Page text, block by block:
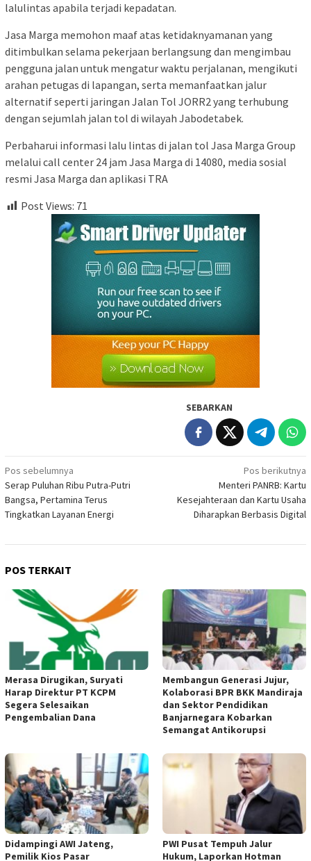
lalulintas apabila terjadi kepadatan.
Jasa Marga memohon maaf atas ketidaknyamanan yang
ditimbulkan selama pekerjaan berlangsung dan mengimbau
pengguna jalan untuk mengatur waktu perjalanan, mengikuti
arahan petugas di lapangan, serta memanfaatkan jalur
alternatif seperti jaringan Jalan Tol JORR2 yang terhubung
dengan sejumlah jalan tol di wilayah Jabodetabek.
Perbaharui informasi lalu lintas di jalan tol Jasa Marga Group
melalui call center 24 jam Jasa Marga di 14080, media sosial
resmi Jasa Marga dan aplikasi TRA
Post Views: 71
SEBARKAN
Navigasi
pos
Pos sebelumnya
Serap Puluhan Ribu Putra-Putri
Bangsa, Pertamina Terus
Tingkatkan Layanan Energi
Pos berikutnya
Menteri PANRB: Kartu
Kesejahteraan dan Kartu Usaha
Diharapkan Berbasis Digital
POS TERKAIT
Merasa Dirugikan, Suryati
Harap Direktur PT KCPM
Segera Selesaikan
Pengembalian Dana
Membangun Generasi Jujur,
Kolaborasi BPR BKK Mandiraja
dan Sektor Pendidikan
Banjarnegara Kobarkan
Semangat Antikorupsi
Didampingi AWI Jateng,
Pemilik Kios Pasar
PWI Pusat Tempuh Jalur
Hukum, Laporkan Hotman